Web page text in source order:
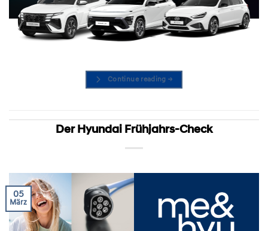
Continue reading→
Der Hyundai Frühjahrs-Check
05
März